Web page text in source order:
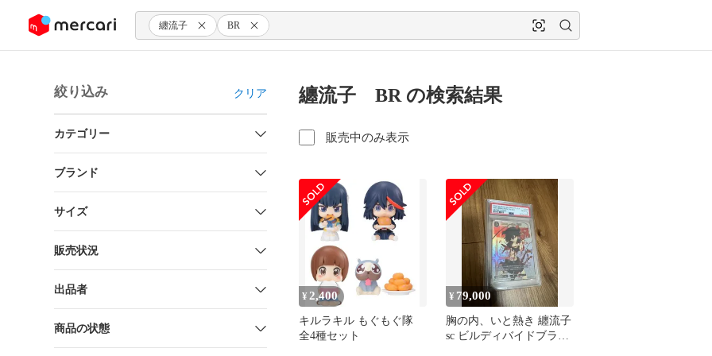
ツにスキップ 纏流子 BR
絞り込み クリア
カテゴリー
ブランド
サイズ
販売状況
出品者
商品の状態
纏流子 BR の検索結果
販売中のみ表示
¥ 2,400
キルラキル もぐもぐ隊
全4種セット
¥ 79,000
胸の内、いと熱き 纏流子
sc ビルディバイドブライ